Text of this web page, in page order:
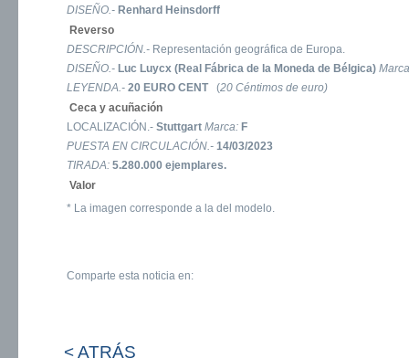
DISEÑO.- Renhard Heinsdorff
Reverso
DESCRIPCIÓN.- Representación geográfica de Europa.
DISEÑO.- Luc Luycx (Real Fábrica de la Moneda de Bélgica)
LEYENDA.- 20 EURO CENT(20 Céntimos de euro)
Ceca y acuñación
LOCALIZACIÓN.- Stuttgart Marca: F
PUESTA EN CIRCULACIÓN.- 14/03/2023
TIRADA: 5.280.000 ejemplares.
Valor
* La imagen corresponde a la del modelo.
Comparte esta noticia en:
< ATRÁS